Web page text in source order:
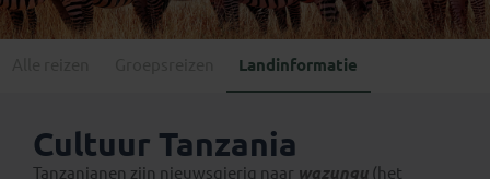
Landinformatie
Cultuur Tanzania
Tanzanianen zijn nieuwsgierig naar wazungu (het